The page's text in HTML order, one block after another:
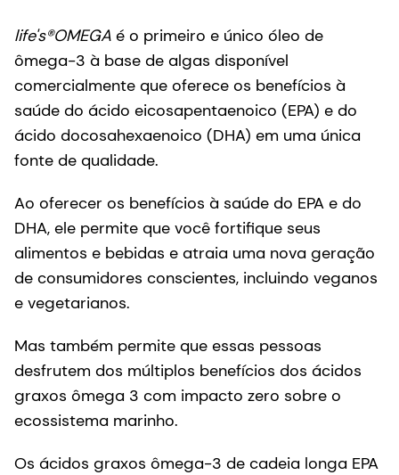
life's®OMEGA é o primeiro e único óleo de
ômega-3 à base de algas disponível
comercialmente que oferece os benefícios à
saúde do ácido eicosapentaenoico (EPA) e do
ácido docosahexaenoico (DHA) em uma única
fonte de qualidade.
Ao oferecer os benefícios à saúde do EPA e do
DHA, ele permite que você fortifique seus
alimentos e bebidas e atraia uma nova geração
de consumidores conscientes, incluindo veganos
e vegetarianos.
Mas também permite que essas pessoas
desfrutem dos múltiplos benefícios dos ácidos
graxos ômega 3 com impacto zero sobre o
ecossistema marinho.
Os ácidos graxos ômega-3 de cadeia longa EPA